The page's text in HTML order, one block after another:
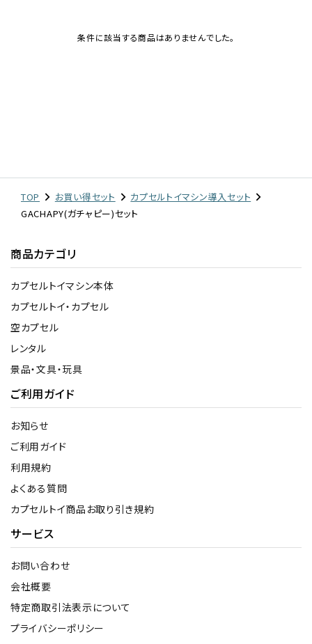
よくあるご質問
ご利用ガイド
06-6282-7659
条件に該当する商品はありませんでした。
TOP お買い得セット
カプセルトイマシン導入セット
GACHAPY(ガチャピー)セット
商品カテゴリ
カプセルトイマシン本体
カプセルトイ・カプセル
空カプセル
レンタル
景品・文具・玩具
ご利用ガイド
お知らせ
ご利用ガイド
利用規約
よくある質問
カプセルトイ商品お取り引き規約
サービス
お問い合わせ
会社概要
特定商取引法表示について
プライバシーポリシー